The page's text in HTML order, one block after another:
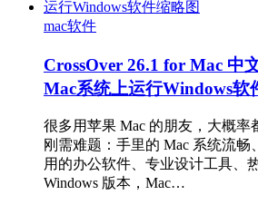
mac软件
CrossOver 26.1 for Mac 中
Mac系统上运行Windows软
很多用苹果 Mac 的朋友，大概率
刚需难题：手里的 Mac 系统流
用的办公软件、专业设计工具、
Windows 版本，Mac…